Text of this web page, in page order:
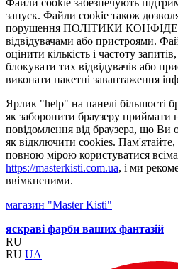
Файли cookie забезпечують
запуск. Файли cookie також
порушення ПОЛІТИКИ
відвідувачами або пристроями.
оцінити кількість і частоту
блокувати тих відвідувачів або
виконати пакетні завантаження
Ярлик "help" на панелі більшості
як заборонити браузеру приймати
повідомлення від браузера, що Ви
як відключити cookies.
повною мірою користуватися
https://masterkisti.com.ua, і ми
ввімкненими.
магазин "Master Kisti"
яскраві фарби ваших фантазій
RU
RU UA